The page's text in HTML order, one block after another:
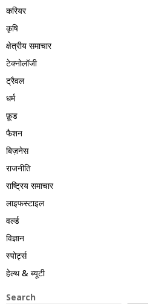
करियर
कृषि
क्षेत्रीय समाचार
टेक्नोलॉजी
ट्रैवल
धर्म
फ़ूड
फैशन
बिज़नेस
राजनीति
राष्ट्रिय समाचार
लाइफस्टाइल
वर्ल्ड
विज्ञान
स्पोर्ट्स
हेल्थ & ब्यूटी
Search